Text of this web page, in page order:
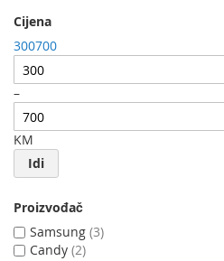
Cijena
300700
–
KM
Idi
Proizvođač
Samsung 3
Candy 2